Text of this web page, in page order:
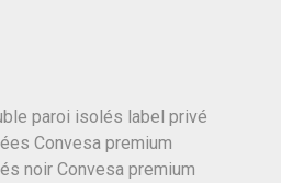
paroi isolés label privé
Convesa premium
noir Convesa premium